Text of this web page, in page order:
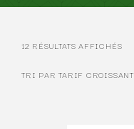
12 RÉSULTATS AFFICHÉS
TRI PAR TARIF CROISSANT